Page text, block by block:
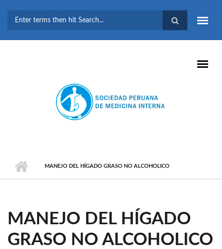
BÚSQUEDA
MANEJO DEL HÍGADO GRASO NO ALCOHOLICO
MANEJO DEL HÍGADO
GRASO NO ALCOHOLICO